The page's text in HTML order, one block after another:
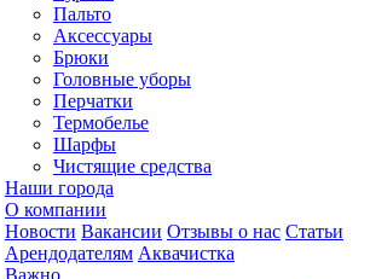
Пальто
Аксессуары
Брюки
Головные уборы
Перчатки
Термобелье
Шарфы
Чистящие средства
Наши города
О компании
Новости Вакансии Отзывы о нас Статьи
Арендодателям Аквачистка
Важно